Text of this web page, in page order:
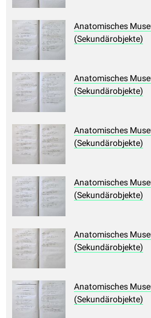
Anatomisches
(Sekundärobjekte)
Anatomisches
(Sekundärobjekte)
Anatomisches
(Sekundärobjekte)
Anatomisches
(Sekundärobjekte)
Anatomisches
(Sekundärobjekte)
Anatomisches
(Sekundärobjekte)